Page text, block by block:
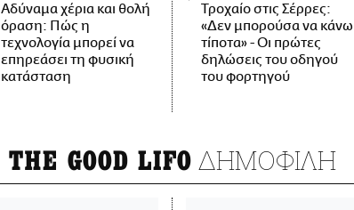
Αδύναμα χέρια και θολή
όραση: Πώς η
τεχνολογία μπορεί να
επηρεάσει τη φυσική
κατάσταση
Τροχαίο στις Σέρρες:
«Δεν μπορούσα να κάνω
τίποτα» - Οι πρώτες
δηλώσεις του οδηγού
του φορτηγού
THE GOOD LIFO ΔΗΜΟΦΙΛΗ